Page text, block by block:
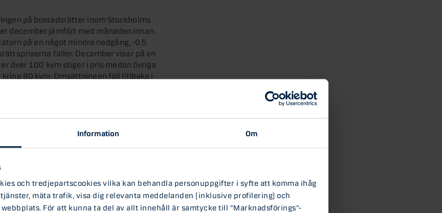
Information Om
och tredjepartscookies vilka kan behandla personuppgifter i syfte att komma ihåg
mäta trafik, visa dig relevanta meddelanden (inklusive profilering) och
För att kunna ta del av allt innehåll är samtycke till "Marknadsförings"-
på bostadsrätter inom Stockholms
december jämfört med månaden innan.
på en något mindre nedgång, -0.5
faller. December visar på en
över 100 kvm stiger i pris medan övriga
80 kvm. Omsättningen föll tillbaka i
delen av intervallet vi sett under de
med de största bostäderna över 100